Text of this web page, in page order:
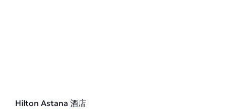
Hilton Astana 酒店